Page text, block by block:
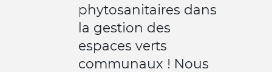
phytosanitaires dans
la gestion des
espaces verts
communaux ! Nous